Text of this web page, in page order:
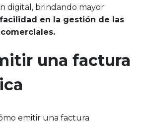
digital, brindando mayor
en la gestión de las
una factura
emitir una factura